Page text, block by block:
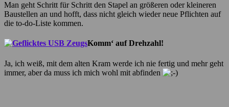
Man geht Schritt für Schritt den Stapel an größeren oder kleineren
Baustellen an und hofft, dass nicht gleich wieder neue Pflichten auf
die to-do-Liste kommen.
Komm‘ auf Drehzahl!
Ja, ich weiß, mit dem alten Kram werde ich nie fertig und mehr geht
immer, aber da muss ich mich wohl mit abfinden